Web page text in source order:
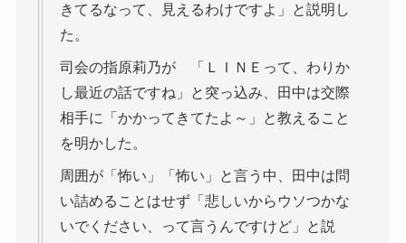
きてるなって、見えるわけですよ」と説明し
た。
司会の指原莉乃が 「ＬＩＮＥって、わりか
し最近の話ですね」と突っ込み、田中は交際
相手に「かかってきてたよ～」と教えること
を明かした。
周囲が「怖い」「怖い」と言う中、田中は問
い詰めることはせず「悲しいからウソつかな
いでください、って言うんですけど」と説